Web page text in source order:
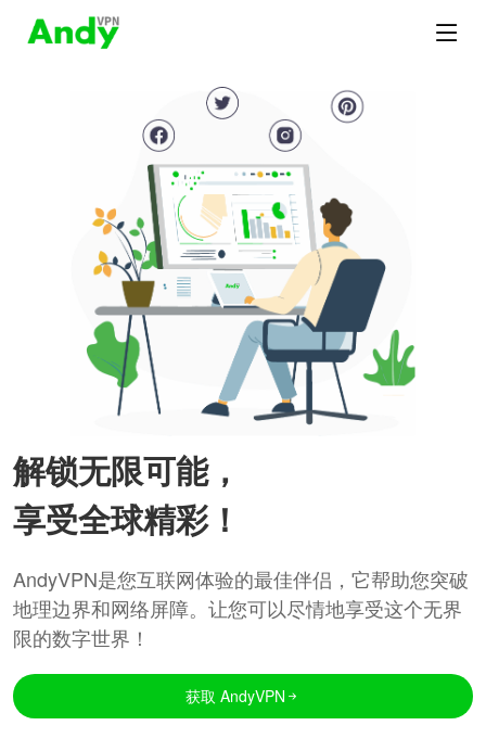
解锁无限可能，
享受全球精彩！
AndyVPN是您互联网体验的最佳伴侣，它帮助您突破
地理边界和网络屏障。让您可以尽情地享受这个无界
限的数字世界！
获取 AndyVPN